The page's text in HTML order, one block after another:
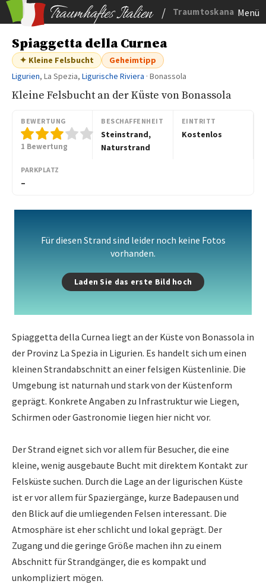
/ Traumtoskana Menü
Spiaggetta della Curnea
✦ Kleine Felsbucht
Geheimtipp
Ligurien, La Spezia, Ligurische Riviera · Bonassola
Kleine Felsbucht an der Küste von Bonassola
BEWERTUNG
1 Bewertung
BESCHAFFENHEIT
Steinstrand,
Naturstrand
EINTRITT
Kostenlos
PARKPLATZ
–
Für diesen Strand sind leider noch keine Fotos
vorhanden.
Laden Sie das erste Bild hoch
Spiaggetta della Curnea liegt an der Küste von Bonassola in
der Provinz La Spezia in Ligurien. Es handelt sich um einen
kleinen Strandabschnitt an einer felsigen Küstenlinie. Die
Umgebung ist naturnah und stark von der Küstenform
geprägt. Konkrete Angaben zu Infrastruktur wie Liegen,
Schirmen oder Gastronomie liegen hier nicht vor.
Der Strand eignet sich vor allem für Besucher, die eine
kleine, wenig ausgebaute Bucht mit direktem Kontakt zur
Felsküste suchen. Durch die Lage an der ligurischen Küste
ist er vor allem für Spaziergänge, kurze Badepausen und
den Blick auf die umliegenden Felsen interessant. Die
Atmosphäre ist eher schlicht und lokal geprägt. Der
Zugang und die geringe Größe machen ihn zu einem
Abschnitt für Strandgänger, die es kompakt und
unkompliziert mögen.